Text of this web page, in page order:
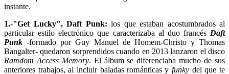
instante.
1.-"Get Lucky", Daft Punk: los que estaban acostumbrados al
particular estilo electrónico que caracterizaba al duo francés Daft
Punk -formado por Guy Manuel de Homem-Christo y Thomas
Bangalter- quedaron sorprendidos cuando en 2013 lanzaron el disco
Ramdom Access Memory. El álbum se diferenciaba mucho de sus
anteriores trabajos, al incluir baladas románticas y funkydel que te